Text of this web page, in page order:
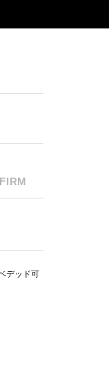
FIRM
デッド可